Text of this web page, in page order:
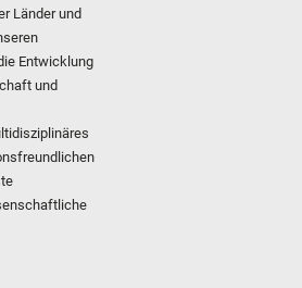
Länder und
Entwicklung
und